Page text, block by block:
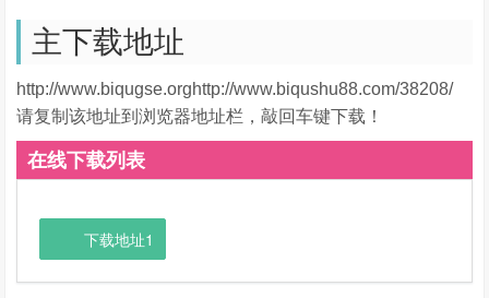
主下载地址
http://www.biqugse.orghttp://www.biqushu88.com/38208/
请复制该地址到浏览器地址栏，敲回车键下载！
在线下载列表
下载地址1